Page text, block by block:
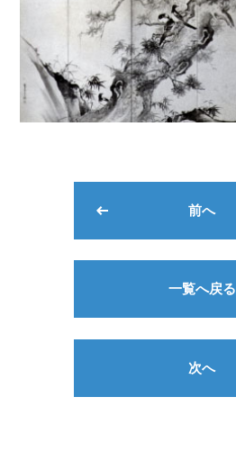
前へ
一覧へ戻る
次へ